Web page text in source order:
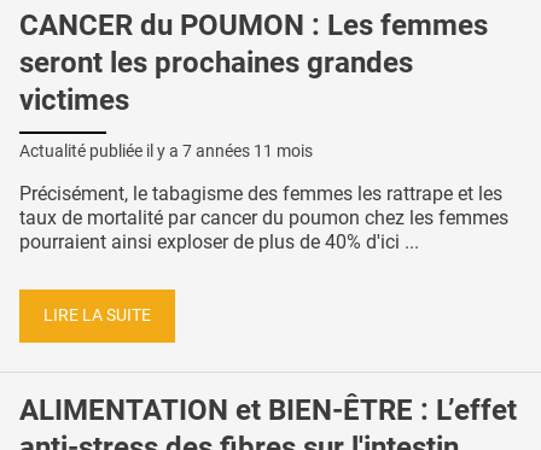
CANCER du POUMON : Les femmes
seront les prochaines grandes
victimes
Actualité publiée il y a 7 années 11 mois
Précisément, le tabagisme des femmes les rattrape et les
taux de mortalité par cancer du poumon chez les femmes
pourraient ainsi exploser de plus de 40% d'ici ...
LIRE LA SUITE
ALIMENTATION et BIEN-ÊTRE : L’effet